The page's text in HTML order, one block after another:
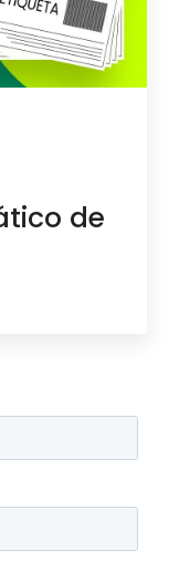
de